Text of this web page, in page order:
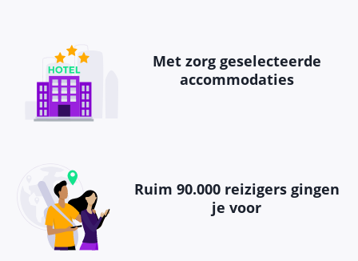
Met zorg geselecteerde
accommodaties
Ruim 90.000 reizigers gingen
je voor